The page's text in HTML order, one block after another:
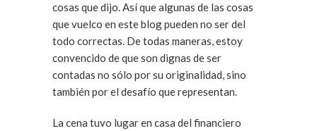
cosas que dijo. Así que algunas de las cosas
que vuelco en este blog pueden no ser del
todo correctas. De todas maneras, estoy
convencido de que son dignas de ser
contadas no sólo por su originalidad, sino
también por el desafío que representan.
La cena tuvo lugar en casa del financiero